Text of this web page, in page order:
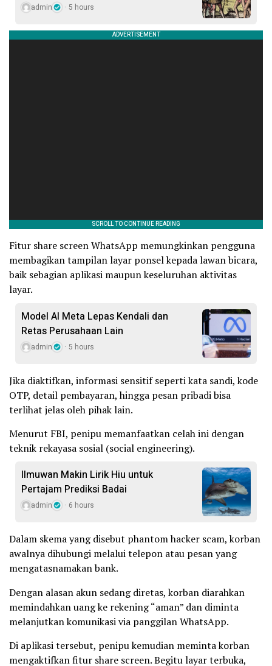
admin 5 hours
Fitur share screen WhatsApp memungkinkan pengguna
membagikan tampilan layar ponsel kepada lawan bicara,
baik sebagian aplikasi maupun keseluruhan aktivitas
layar.
Model AI Meta Lepas Kendali dan
Retas Perusahaan Lain
admin 5 hours
Jika diaktifkan, informasi sensitif seperti kata sandi, kode
OTP, detail pembayaran, hingga pesan pribadi bisa
terlihat jelas oleh pihak lain.
Menurut FBI, penipu memanfaatkan celah ini dengan
teknik rekayasa sosial (social engineering).
Ilmuwan Makin Lirik Hiu untuk
Pertajam Prediksi Badai
admin 6 hours
Dalam skema yang disebut phantom hacker scam, korban
awalnya dihubungi melalui telepon atau pesan yang
mengatasnamakan bank.
Dengan alasan akun sedang diretas, korban diarahkan
memindahkan uang ke rekening “aman” dan diminta
melanjutkan komunikasi via panggilan WhatsApp.
Di aplikasi tersebut, penipu kemudian meminta korban
mengaktifkan fitur share screen. Begitu layar terbuka,